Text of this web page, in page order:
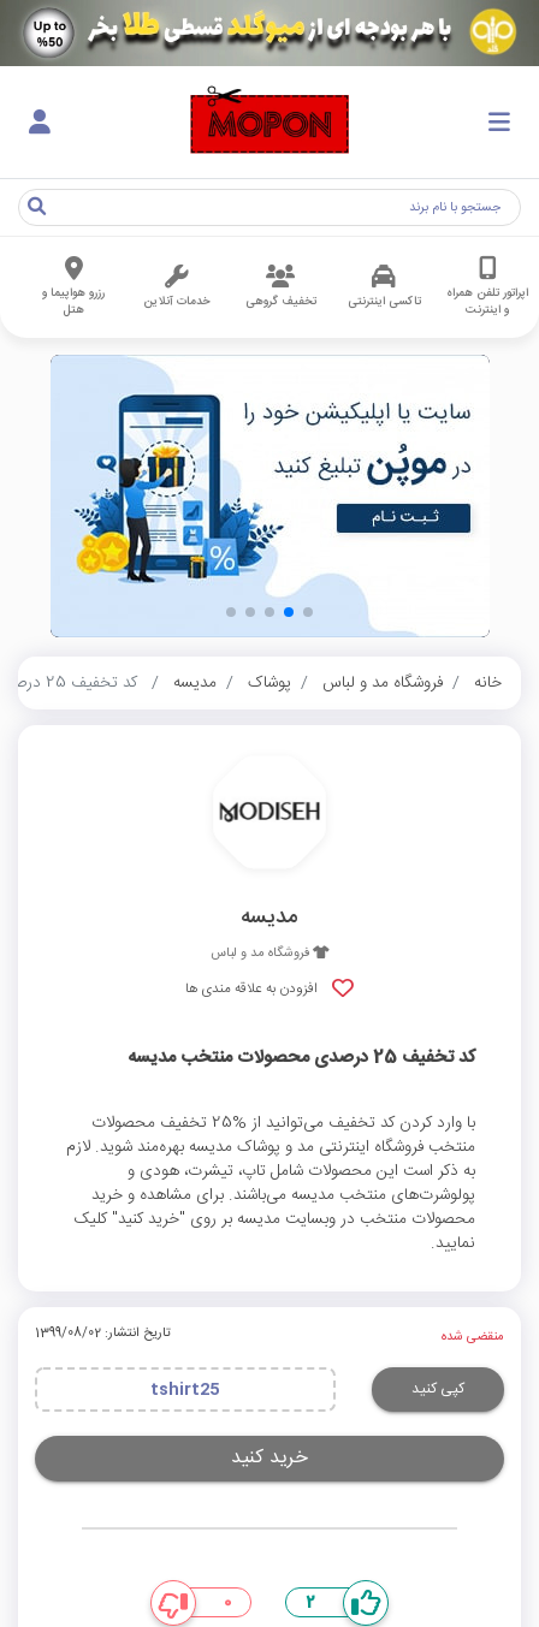
اپراتور تلفن همراه
و اینترنت
تاکسی اینترنتی تخفیف گروهی خدمات آنلاین
رزرو هواپیما و
هتل
خانه فروشگاه مد و لباس پوشاک مدیسه کد تخفیف 25 درصدی محصولات منتخب مدیسه
مدیسه
فروشگاه مد و لباس
افزودن به علاقه مندی ها
کد تخفیف 25 درصدی محصولات منتخب مدیسه
با وارد کردن کد تخفیف می‌توانید از %25 تخفیف محصولات
منتخب فروشگاه اینترنتی مد و پوشاک مدیسه بهره‌مند شوید. لازم
به ذکر است این محصولات شامل تاپ، تیشرت، هودی و
پولوشرت‌های منتخب مدیسه می‌باشند. برای مشاهده و خرید
محصولات منتخب در وبسایت مدیسه بر روی "خرید کنید" کلیک
نمایید.
منقضی شده تاریخ انتشار: 1399/08/02
کپی کنید tshirt25
خرید کنید
2
0